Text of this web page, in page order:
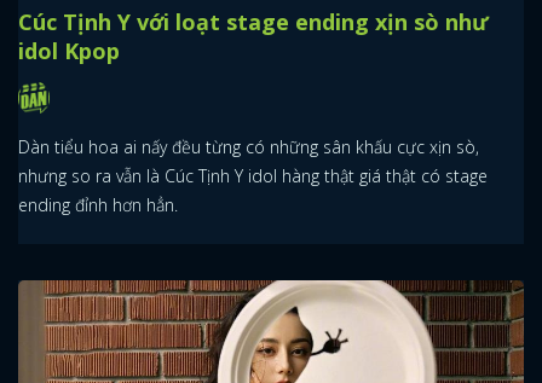
Cúc Tịnh Y với loạt stage ending xịn sò như
idol Kpop
Dàn tiểu hoa ai nấy đều từng có những sân khấu cực xịn sò,
nhưng so ra vẫn là Cúc Tịnh Y idol hàng thật giá thật có stage
ending đỉnh hơn hẳn.